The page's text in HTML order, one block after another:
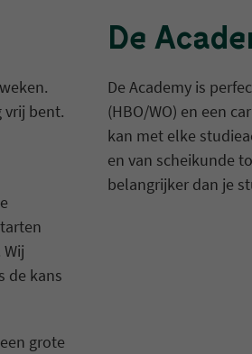
vrij bent.
de kans
grote
De
De Academy is
(HBO/WO) en een
kan met elke
en van scheikunde
belangrijker dan je